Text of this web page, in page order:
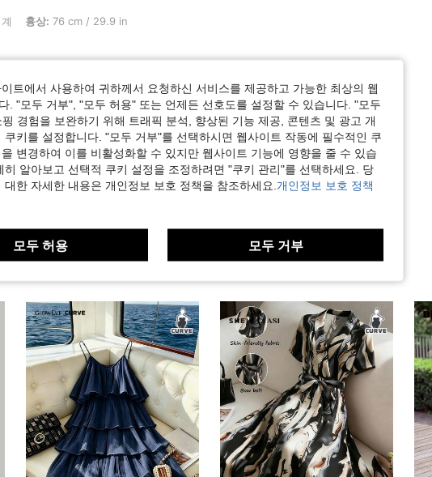
/ 29.9 in, 허리: 59 cm / 23 in, 엉덩이: 86 cm / 34 in, 색: 레드, 사이즈: 1XL
흉상: 76 cm / 29.9 in
도움이 됨 (1)
트에서 사용하여 귀하께서 요청하신 서비스를 제공하고 가능한 최상의 웹
. "모두 거부", "모두 허용" 또는 언제든 선호도를 설정할 수 있습니다. "모두
경험을 보완하기 위해 트래픽 분석, 향상된 기능 제공, 콘텐츠 및 광고 개
키를 설정합니다. "모두 거부"를 선택하시면 웹사이트 작동에 필수적인 쿠
변경하여 이를 비활성화할 수 있지만 웹사이트 기능에 영향을 줄 수 있습
알아보고 선택적 쿠키 설정을 조정하려면 "쿠키 관리"를 선택하세요. 당
한 자세한 내용은 개인정보 보호 정책을 참조하세요. 개인정보 보호 정책
모두 허용 모두 거부